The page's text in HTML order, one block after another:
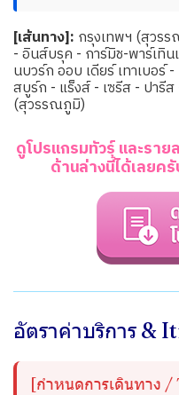
[เส้นทาง]: กรุงเทพฯ (สุวร
- อินส์บรุค - การ์มิช-พาร์เทิน
นบวร์ก ออบ เดียร์ เทาเบอร์
สบูร์ก - แร็งส์ - เซรีส - ปารี
(สุวรรณภูมิ)
ดูโปรแกรมทัวร์ และรา
ด้านล่างนี้ได้เลยค
อัตราค่าบริการ &
[กำหนดการเดินทาง